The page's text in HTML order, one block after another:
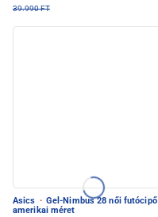
39.990 FT
Asics · Gel-Nimbus 28 női futócipő
amerikai méret